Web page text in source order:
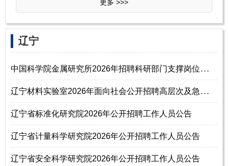
更多 >>>
‌‌辽宁
中
国科学院金属研究所2026年招聘科研部门支撑岗位人员启事
辽
宁材料实验室2026年面向社会公开招聘高层次及急需紧缺人才公告（第一批）
辽宁省标准化研究院2026年公开招聘工作人员公告
辽宁省计量科学研究院2026年公开招聘工作人员公告
辽宁省安全科学研究院2026年公开招聘工作人员公告